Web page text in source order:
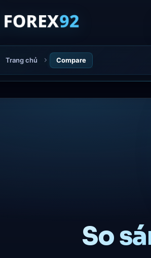
Trang chủ Compare
So